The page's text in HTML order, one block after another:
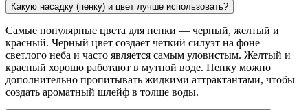
Какую насадку (пенку) и цвет лучше использовать?
Самые популярные цвета для пенки — черный, желтый и
красный. Черный цвет создает четкий силуэт на фоне
светлого неба и часто является самым уловистым. Желтый и
красный хорошо работают в мутной воде. Пенку можно
дополнительно пропитывать жидкими аттрактантами, чтобы
создать ароматный шлейф в толще воды.